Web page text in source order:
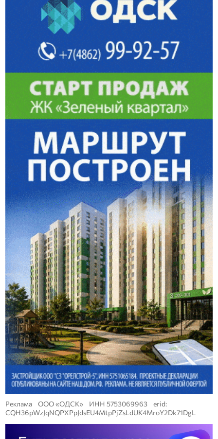
Реклама ООО «ОДСК» ИНН 5753069963 erid:
CQH36pWzJqNQPXPpJdsEU4MtpPjZsLdUK4MroY2Dk71DgL